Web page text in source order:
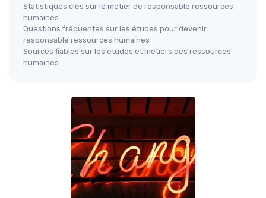
Statistiques clés sur le métier de responsable ressources
humaines
Questions fréquentes sur les études pour devenir
responsable ressources humaines
Sources fiables sur les études et métiers des ressources
humaines